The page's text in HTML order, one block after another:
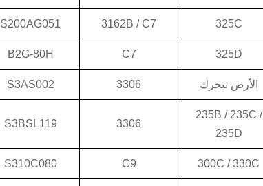
325C
3162B / C7
S200AG051
325D
C7
B2G-80H
الأرض تتحرك 3306
S3AS002
235B / 235C /
235D
3306
S3BSL119
300C / 330C
C9
S310C080